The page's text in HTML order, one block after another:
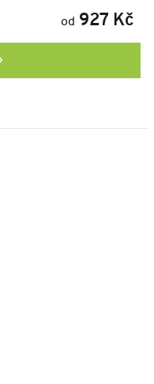
od 927 Kč